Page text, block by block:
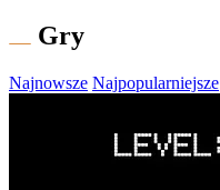
Gry
Najnowsze Najpopularniejsze